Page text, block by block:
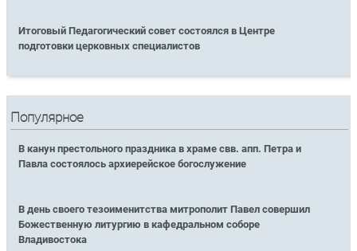
Итоговый Педагогический совет состоялся в Центре
подготовки церковных специалистов
Популярное
В канун престольного праздника в храме свв. апп. Петра и
Павла состоялось архиерейское богослужение
В день своего тезоименитства митрополит Павел совершил
Божественную литургию в кафедральном соборе
Владивостока